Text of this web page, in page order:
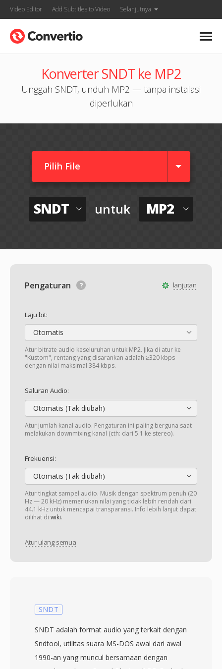
Video Editor Add Subtitles to Video Selanjutnya
Konverter SNDT ke MP2
Unggah SNDT, unduh MP2 — tanpa instalasi
diperlukan
Pilih File
SNDT untuk MP2
lanjutan
Pengaturan
Laju bit:
Otomatis
Atur bitrate audio keseluruhan untuk MP2. Jika di atur ke
"Kustom", rentang yang disarankan adalah ≥320 kbps
dengan nilai maksimal 384 kbps.
Saluran Audio:
Otomatis (Tak diubah)
Atur jumlah kanal audio. Pengaturan ini paling berguna saat
melakukan downmixing kanal (cth: dari 5.1 ke stereo).
Frekuensi:
Otomatis (Tak diubah)
Atur tingkat sampel audio. Musik dengan spektrum penuh (20
Hz — 20 kHz) memerlukan nilai yang tidak lebih rendah dari
44.1 kHz untuk mencapai transparansi. Info lebih lanjut dapat
dilihat di wiki.
Atur ulang semua
SNDT
SNDT adalah format audio yang terkait dengan
Sndtool, utilitas suara MS-DOS awal dari awal
1990-an yang muncul bersamaan dengan